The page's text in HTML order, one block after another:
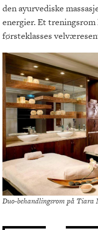
den ayurvediske
energier. Et
førsteklasses
Duo-behandlingsrom på